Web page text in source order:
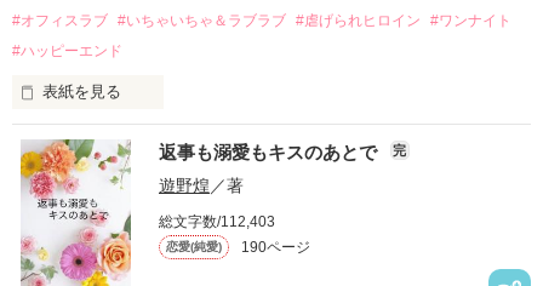
運命のような再会を果たす。
酔った勢いで一夜を共にしてしまった。
さらに、美桜が初めてだと知った哲平は
『責任をとる、結婚しよう』と真っ直ぐに告げてきた。
戸惑う美桜とは裏腹に、好きという気持ちを隠すことなく
甘やかしてくる。
そんなある日、哲平は美桜がストーカー被害に
遭っていることを知る。
美桜を守るため、哲平は同居を提案してきて――。
#オフィスラブ #いちゃいちゃ＆ラブラブ #虐げられヒロイン
#ワンナイト
#ハッピーエンド
表紙を見る
おかしな噂を流されて前の職場でうまくいかなかった梅田美
桜は、海外で傷心旅行をしていたところ、日本人美青年と出会
い、酒の勢いもあり一夜限りの関係となる。
帰国後、美桜は新しい職場でワンナイトした美青年と再会。
なんと彼の正体は、とある財閥御曹司にも関わらず、一族を離
れて起業した新進気鋭の実業家、社内でも冷徹だと評判な社長
――御影恭司その人だったのだ――！
返事も溺愛もキスのあとで 完
遊野煌 ／著
総文字数/112,403
恋愛(純愛) 190ページ